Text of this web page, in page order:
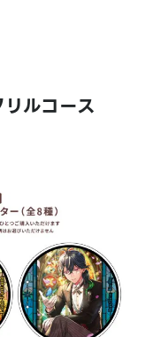
ルコース